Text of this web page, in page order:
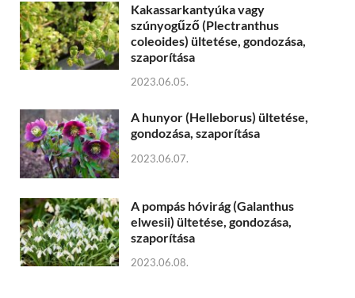
Kakassarkantyúka vagy
szúnyogűző (Plectranthus
coleoides) ültetése, gondozása,
szaporítása
2023.06.05.
A hunyor (Helleborus) ültetése,
gondozása, szaporítása
2023.06.07.
A pompás hóvirág (Galanthus
elwesii) ültetése, gondozása,
szaporítása
2023.06.08.